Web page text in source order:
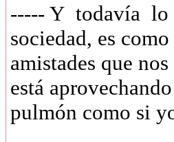
----- Y todavía lo
sociedad, es
amistades que
está
pulmón como si